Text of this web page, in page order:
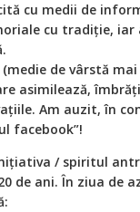
cu medii de
cu tradiție, iar
de vârstă
asimilează,
Am auzit, în
facebook”!
/ spiritul
de ani. În ziua de